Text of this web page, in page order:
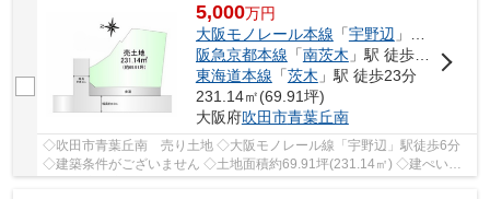
5,000万円
大阪モノレール本線 「宇野辺 」駅 徒歩6分
阪急京都本線 「南茨木 」駅 徒歩18分
東海道本線 「茨木 」駅 徒歩23分
231.14㎡(69.91坪)
大阪府吹田市青葉丘南
◇吹田市青葉丘南 売り土地 ◇大阪モノレール線「宇野辺」駅徒歩6分
◇建築条件がございません ◇土地面積約69.91坪(231.14㎡) ◇建ぺい率